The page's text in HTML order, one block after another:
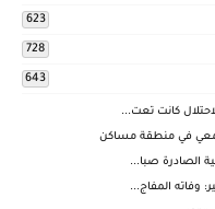
623
728
643
كانت تعت...
في منطقة مساكن
الصادرة صبا...
وفاته المفاج...